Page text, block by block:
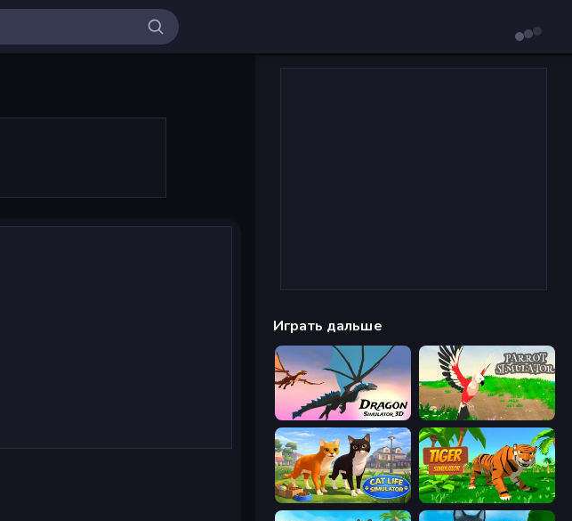
Играть дальше
Dragon Simulator 3D Parrot Simulator
Cat Life Simulator 3D Tiger Simulator 3D